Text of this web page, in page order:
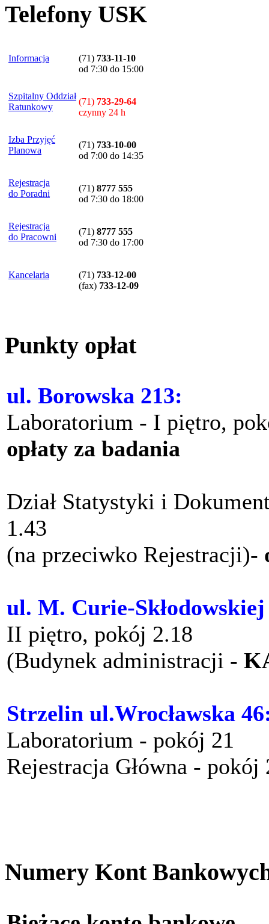
Telefony USK
Informacja (71) 733-11-10
od 7:30 do 15:00
Szpitalny Oddział
Ratunkowy
(71) 733-29-64
czynny 24 h
Izba Przyjęć
Planowa
(71) 733-10-00
od 7:00 do 14:35
Rejestracja
do Poradni
(71) 8777 555
od 7:30 do 18:00
Rejestracja
do Pracowni
(71) 8777 555
od 7:30 do 17:00
Kancelaria (71) 733-12-00
(fax) 733-12-09
Punkty opłat
ul. Borowska 213:
Laboratorium - I piętro,
opłaty za badania
Dział Statystyki i
1.43
(na przeciwko Rejestracji)-
ul. M. Curie-Skłodowskiej
II piętro, pokój 2.18
(Budynek administracji -
Strzelin ul.Wrocławska
Laboratorium - pokój 21
Rejestracja Główna -
Numery Kont